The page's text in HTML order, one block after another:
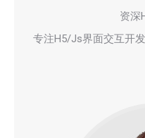
资深
专注H5/Js界面交互开